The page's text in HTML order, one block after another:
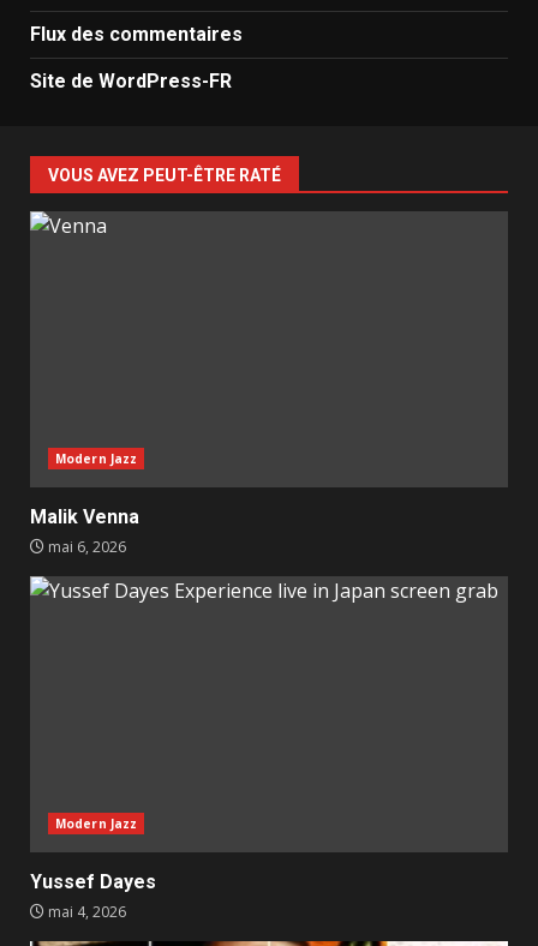
Flux des commentaires
Site de WordPress-FR
VOUS AVEZ PEUT-ÊTRE RATÉ
Modern Jazz
Malik Venna
mai 6, 2026
Modern Jazz
Yussef Dayes
mai 4, 2026